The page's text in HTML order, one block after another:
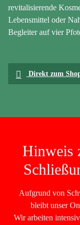
revitalisierende
Lebensmittel oder
Begleiter auf vier
 Direkt zum
Hinweis
Aufgrund von
bleibt unser
Wir arbeiten